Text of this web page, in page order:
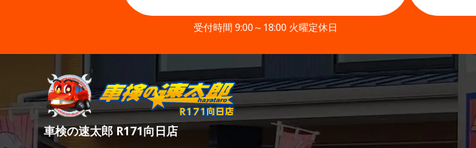
受付時間 9:00～18:00 火曜定休日
車検の速太郎 R171向日店